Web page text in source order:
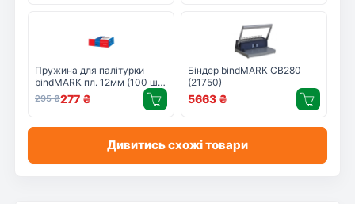
Пружина для палітурки
bindMARK пл. 12мм (100 шт.)
синяя (43313)
295₴277 ₴
Біндер bindMARK CB280
(21750)
5663 ₴
Дивитись схожі товари